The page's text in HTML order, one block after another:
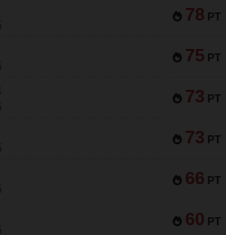
78 PT
75 PT
73 PT
73 PT
66 PT
60 PT